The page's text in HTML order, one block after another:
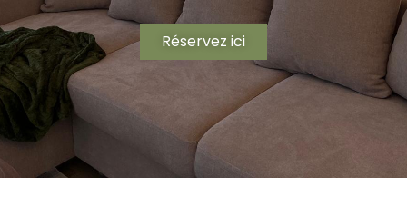
Réservez ici